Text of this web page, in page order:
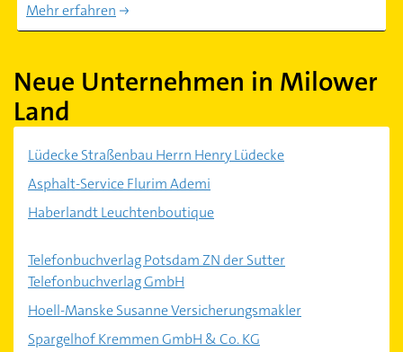
Mehr erfahren
Neue Unternehmen in Milower
Land
Lüdecke Straßenbau Herrn Henry Lüdecke
Asphalt-Service Flurim Ademi
Haberlandt Leuchtenboutique
Telefonbuchverlag Potsdam ZN der Sutter
Telefonbuchverlag GmbH
Hoell-Manske Susanne Versicherungsmakler
Spargelhof Kremmen GmbH & Co. KG